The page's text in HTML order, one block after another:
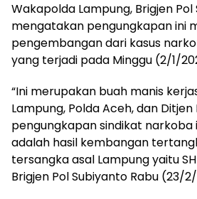
Wakapolda Lampung, Brigjen
mengatakan pengungkapan ini
pengembangan dari kasus
yang terjadi pada Minggu (2/1/
“Ini merupakan buah manis
Lampung, Polda Aceh, dan Ditjen
pengungkapan sindikat narkoba
adalah hasil kembangan
tersangka asal Lampung yaitu
Brigjen Pol Subiyanto Rabu (23/